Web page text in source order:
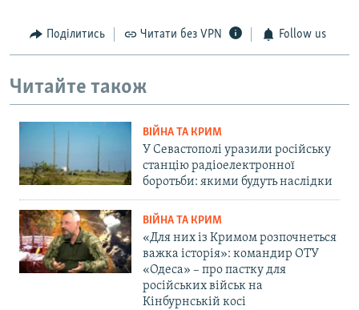
Поділитись Читати без VPN Follow us
Читайте також
ВІЙНА ТА КРИМ
У Севастополі уразили російську
станцію радіоелектронної
боротьби: якими будуть наслідки
ВІЙНА ТА КРИМ
«Для них із Кримом розпочнеться
важка історія»: командир ОТУ
«Одеса» – про пастку для
російських військ на
Кінбурнській косі